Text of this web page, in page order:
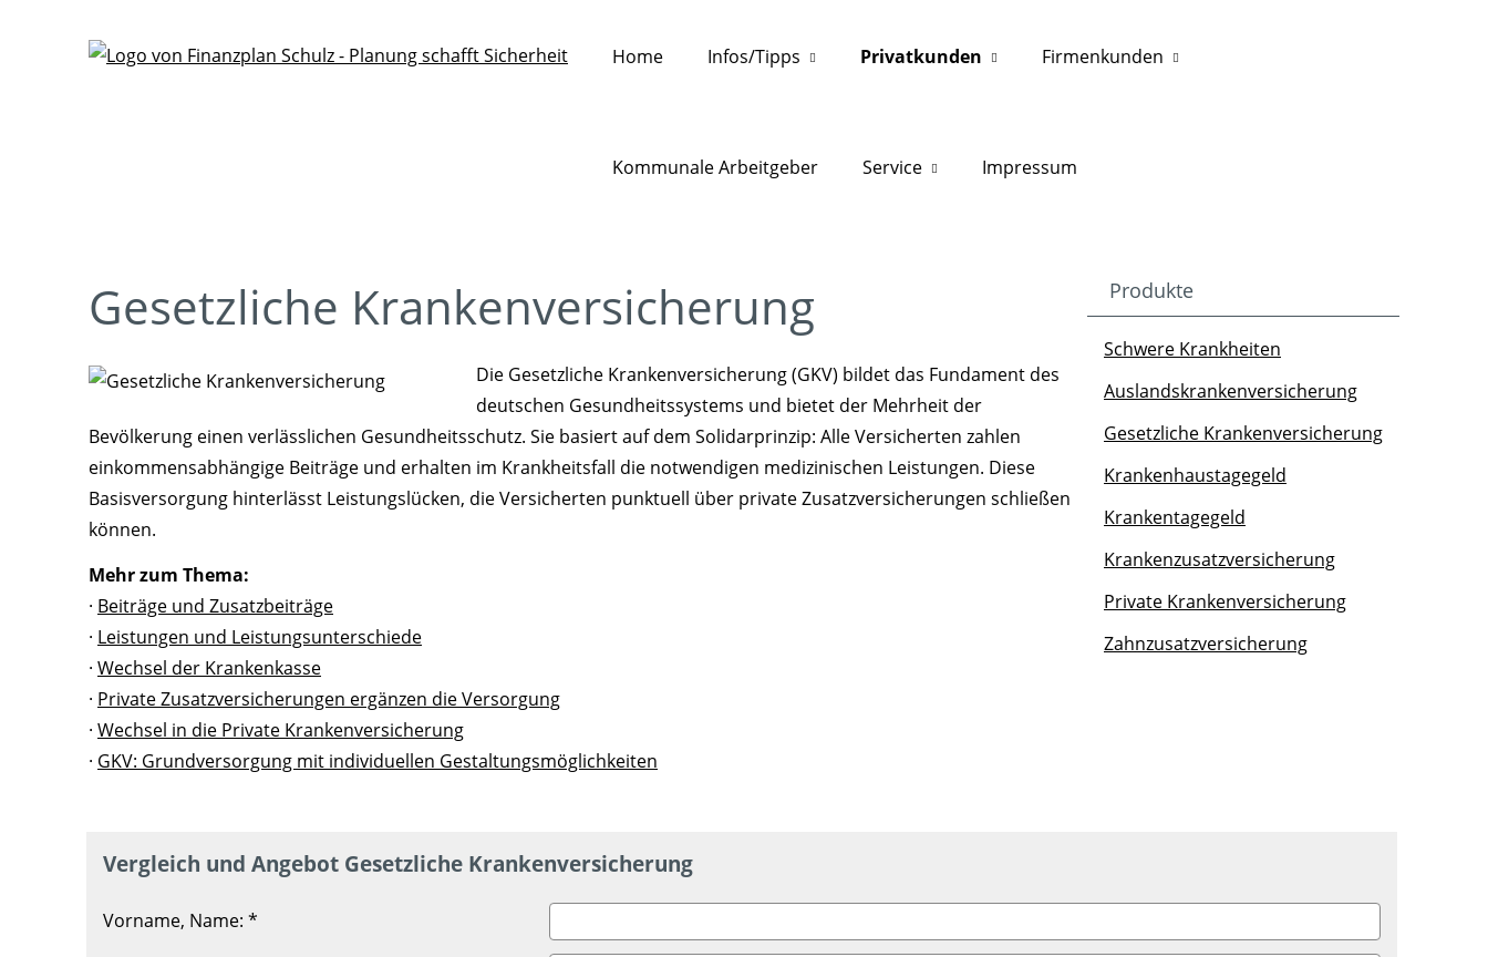
Home Infos/Tipps Privatkunden Firmenkunden
Kommunale Arbeitgeber Service Impressum
Produkte
Schwere Krankheiten
Auslandskrankenversicherung
Gesetzliche Krankenversicherung
Krankenhaustagegeld
Krankentagegeld
Krankenzusatzversicherung
Private Krankenversicherung
Zahnzusatzversicherung
Gesetzliche Krankenversicherung
Die Gesetzliche Krankenversicherung (GKV) bildet das Fundament des
deutschen Gesundheitssystems und bietet der Mehrheit der
Bevölkerung einen verlässlichen Gesundheitsschutz. Sie basiert auf dem Solidarprinzip: Alle Versicherten zahlen
einkommensabhängige Beiträge und erhalten im Krankheitsfall die notwendigen medizinischen Leistungen. Diese
Basisversorgung hinterlässt Leistungslücken, die Versicherten punktuell über private Zusatzversicherungen schließen
können.
Mehr zum Thema:
· Beiträge und Zusatzbeiträge
· Leistungen und Leistungsunterschiede
· Wechsel der Krankenkasse
· Private Zusatzversicherungen ergänzen die Versorgung
· Wechsel in die Private Krankenversicherung
· GKV: Grundversorgung mit individuellen Gestaltungsmöglichkeiten
Vergleich und Angebot Gesetzliche Krankenversicherung
Vorname, Name: *